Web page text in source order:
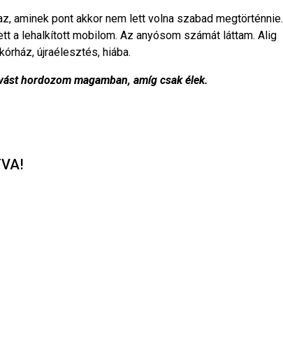
aminek pont akkor nem lett volna szabad megtörténnie.
a lehalkított mobilom. Az anyósom számát láttam. Alig
újraélesztés, hiába.
hordozom magamban, amíg csak élek.